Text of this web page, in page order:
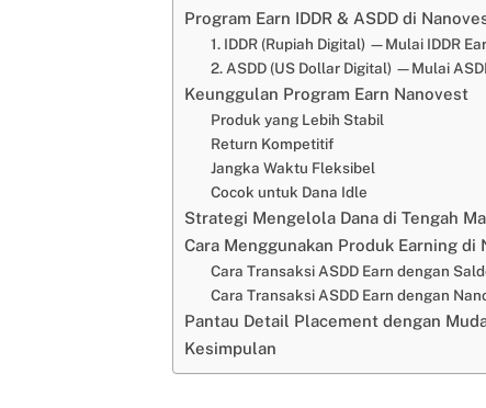
Program Earn IDDR & ASDD di
1. IDDR (Rupiah Digital) —Mulai IDDR
2. ASDD (US Dollar Digital) —Mulai
Keunggulan Program Earn Nanovest
Produk yang Lebih Stabil
Return Kompetitif
Jangka Waktu Fleksibel
Cocok untuk Dana Idle
Strategi Mengelola Dana di Tengah
Cara Menggunakan Produk Earning di
Cara Transaksi ASDD Earn dengan
Cara Transaksi ASDD Earn dengan
Pantau Detail Placement dengan
Kesimpulan